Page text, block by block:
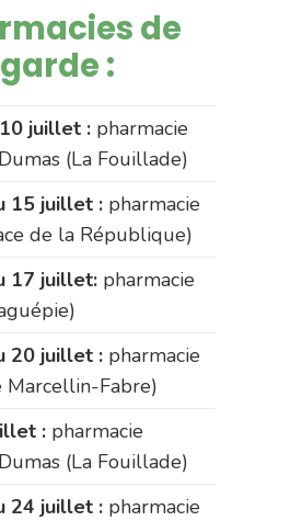
de
garde :
juillet : pharmacie
(La Fouillade)
15 juillet : pharmacie
de la République)
17 juillet: pharmacie
20 juillet : pharmacie
Marcellin-Fabre)
: pharmacie
(La Fouillade)
24 juillet : pharmacie